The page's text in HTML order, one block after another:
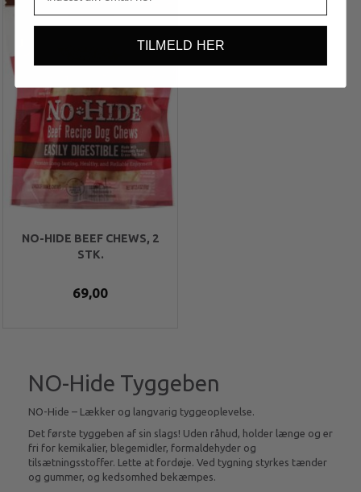
NO-HIDE BEEF CHEWS, 2
STK.
69,00
NO-Hide Tyggeben
NO-Hide – Lækker og langvarig tyggeoplevelse.
Det første tyggeben af sin slags! Uden råhud, holder længe og er
fri for kemikalier, blegemidler, formaldehyder og
tilsætningsstoffer. Lette at fordøje. Ved tygning styrkes tænder
og gummer, og kedsomhed bekæmpes.
TILMELD HER